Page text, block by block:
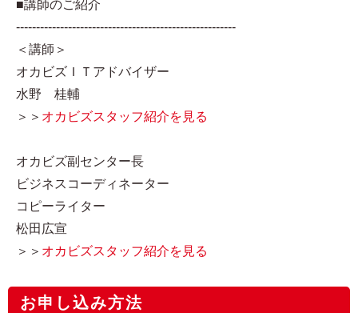
■講師のご紹介
-------------------------------------------------------
＜講師＞
オカビズＩＴアドバイザー
水野 桂輔
＞＞ オカビズスタッフ紹介を見る
オカビズ副センター長
ビジネスコーディネーター
コピーライター
松田広宣
＞＞ オカビズスタッフ紹介を見る
お申し込み方法